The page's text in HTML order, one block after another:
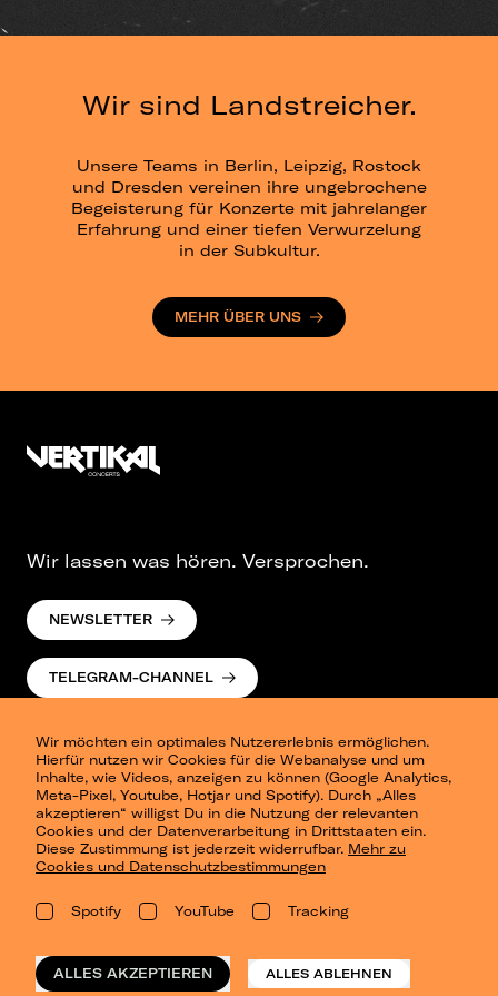
Wir sind Landstreicher.
Unsere Teams in Berlin, Leipzig, Rostock
und Dresden vereinen ihre ungebrochene
Begeisterung für Konzerte mit jahrelanger
Erfahrung und einer tiefen Verwurzelung
in der Subkultur.
MEHR ÜBER UNS
Wir möchten ein optimales Nutzererlebnis ermöglichen.
Hierfür nutzen wir Cookies für die Webanalyse und um
Inhalte, wie Videos, anzeigen zu können (Google Analytics,
Meta-Pixel, Youtube, Hotjar und Spotify). Durch „Alles
akzeptieren“ willigst Du in die Nutzung der relevanten
Cookies und der Datenverarbeitung in Drittstaaten ein.
Diese Zustimmung ist jederzeit widerrufbar. Mehr zu
Cookies und Datenschutzbestimmungen
Spotify YouTube Tracking
ALLES AKZEPTIEREN ALLES ABLEHNEN
Wir lassen was hören. Versprochen.
NEWSLETTER
TELEGRAM-CHANNEL
Presse
Berlin
Dresden
Leipzig
Konzertsommer Petersberg
Vergangene Shows
o_team